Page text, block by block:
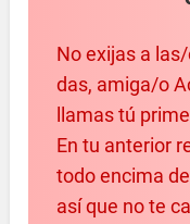
No exijas a
das, amiga/o
llamas tú
En tu anterior
todo encima
así que no te